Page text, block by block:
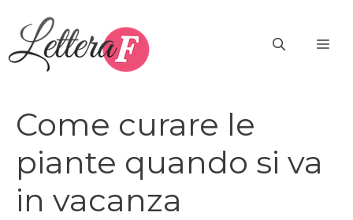
contenuto
Come curare le
piante quando si va
in vacanza